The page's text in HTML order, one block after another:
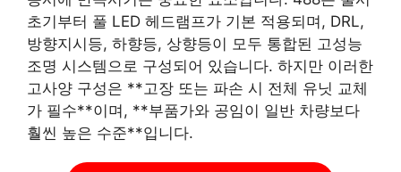
초기부터 풀 LED 헤드램프가 기본 적용되며, DRL,
방향지시등, 하향등, 상향등이 모두 통합된 고성능
조명 시스템으로 구성되어 있습니다. 하지만 이러한
고사양 구성은 **고장 또는 파손 시 전체 유닛 교체
가 필수**이며, **부품가와 공임이 일반 차량보다
훨씬 높은 수준**입니다.